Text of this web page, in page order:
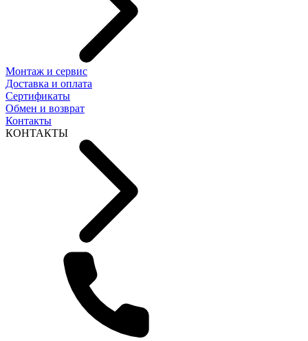
Монтаж и сервис
Доставка и оплата
Сертификаты
Обмен и возврат
Контакты
КОНТАКТЫ